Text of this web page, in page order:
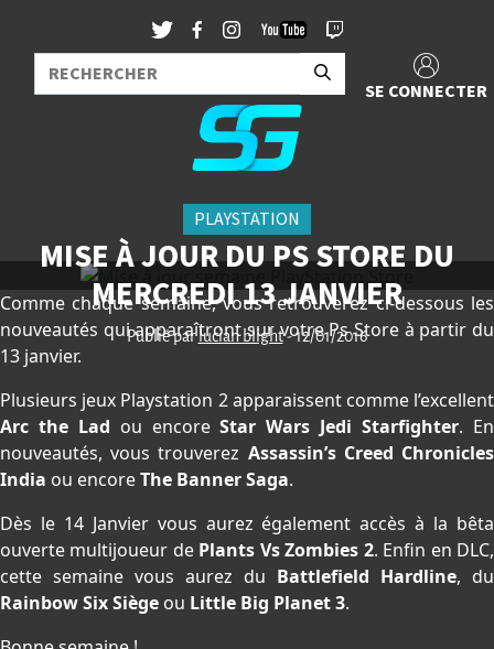
SE CONNECTER
PLAYSTATION
MISE À JOUR DU PS STORE DU
MERCREDI 13 JANVIER
Publié parlucian blight- 12/01/2016
Comme chaque semaine, vous retrouverez ci-dessous les
nouveautés qui apparaîtront sur votre Ps Store à partir du
13 janvier.
Plusieurs jeux Playstation 2 apparaissent comme l’excellent
Arc the Lad ou encoreStar Wars Jedi Starfighter. En
nouveautés, vous trouverez Assassin’s Creed Chronicles
India ou encoreThe Banner Saga.
Dès le 14 Janvier vous aurez également accès à la bêta
ouverte multijoueur de Plants Vs Zombies 2. Enfin en DLC,
cette semaine vous aurez du Battlefield Hardline, du
Rainbow Six Siège ou Little Big Planet 3.